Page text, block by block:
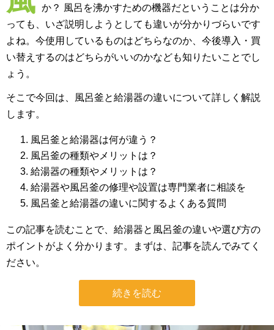
か？ 風呂を沸かすための機器だということは分か
っても、いざ説明しようとしても違いが分かりづらいです
よね。今使用しているものはどちらなのか、今後導入・買
い替えするのはどちらがいいのかなども知りたいことでし
ょう。
そこで今回は、風呂釜と給湯器の違いについて詳しく解説
します。
風呂釜と給湯器は何が違う？
風呂釜の種類やメリットは？
給湯器の種類やメリットは？
給湯器や風呂釜の修理や設置は専門業者に相談を
風呂釜と給湯器の違いに関するよくある質問
この記事を読むことで、給湯器と風呂釜の違いや選び方の
ポイントがよく分かります。まずは、記事を読んでみてく
ださい。
続きを読む